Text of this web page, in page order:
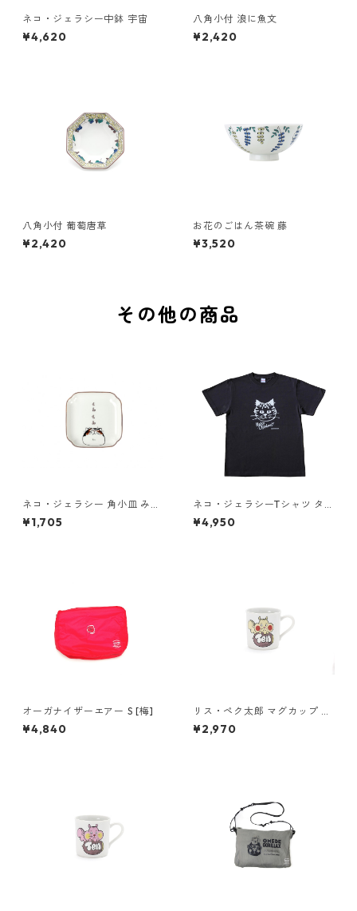
ネコ・ジェラシー中鉢 宇宙
¥4,620
八角小付 浪に魚文
¥2,420
八角小付 葡萄唐草
¥2,420
お花のごはん茶碗 藤
¥3,520
その他の商品
ネコ・ジェラシー 角小皿 みけ
ねこ
¥1,705
ネコ・ジェラシーTシャツ タビ
ー（スミ）
¥4,950
オーガナイザーエアー S [梅]
¥4,840
リス・ペク太郎 マグカップ 黄
色
¥2,970